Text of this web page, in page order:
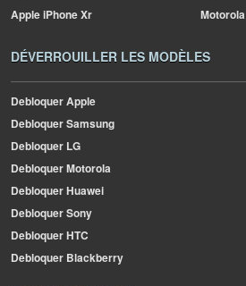
AppleiPhone Xr Motorola
DÉVERROUILLER LES MODÈLES
Debloquer Apple
Debloquer Samsung
Debloquer LG
Debloquer Motorola
Debloquer Huawei
Debloquer Sony
Debloquer HTC
Debloquer Blackberry